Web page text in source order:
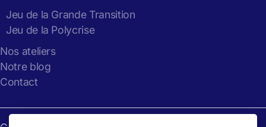
Jeu de la Grande Transition
Jeu de la Polycrise
Nos ateliers
Notre blog
Contact